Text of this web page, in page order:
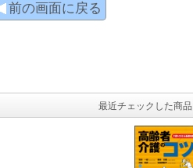
前の画面に戻る
最近チェックした商品